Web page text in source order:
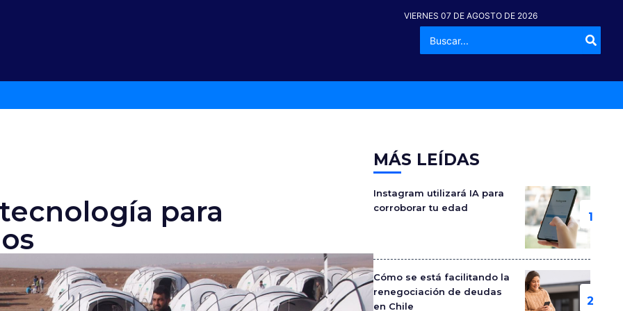
VIERNES 07 DE AGOSTO DE 2026
-º
por:
para
MÁS LEÍDAS
Instagram utilizará IA para
corroborar tu edad
Cómo se está facilitando la
renegociación de deudas
en Chile